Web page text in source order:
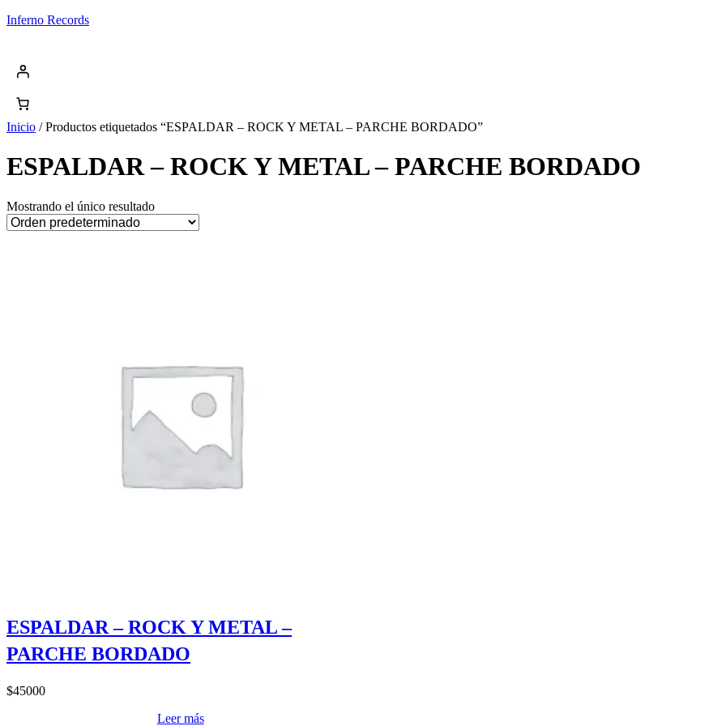
Saltar
Inferno Records
Inicio / Productos etiquetados “ESPALDAR – ROCK Y METAL – PARCHE BORDADO”
ESPALDAR – ROCK Y METAL – PARCHE BORDADO
Mostrando el único resultado
ESPALDAR – ROCK Y METAL –
PARCHE BORDADO
$45000
Leer más